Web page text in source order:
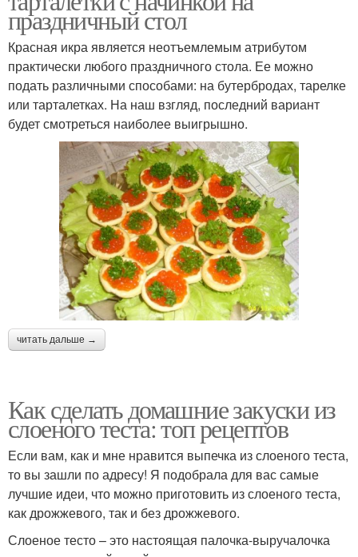
праздничный стол
Красная икра является неотъемлемым атрибутом
практически любого праздничного стола. Ее можно
подать различными способами: на бутербродах, тарелке
или тарталетках. На наш взгляд, последний вариант
будет смотреться наиболее выигрышно.
читать дальше →
Как сделать домашние закуски из
слоеного теста: топ рецептов
Если вам, как и мне нравится выпечка из слоеного теста,
то вы зашли по адресу! Я подобрала для вас самые
лучшие идеи, что можно приготовить из слоеного теста,
как дрожжевого, так и без дрожжевого.
Слоеное тесто – это настоящая палочка-выручалочка